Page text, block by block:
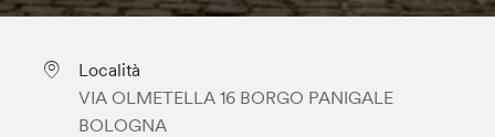
Località
VIA OLMETELLA 16 BORGO PANIGALE
BOLOGNA